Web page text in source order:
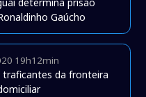
determina prisão
Gaúcho
19h12min
traficantes da fronteira